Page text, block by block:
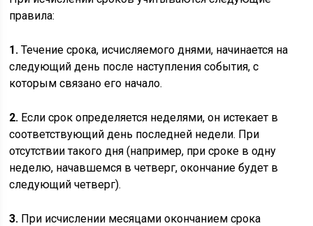
правила:
1. Течение срока, исчисляемого днями, начинается на
следующий день после наступления события, с
которым связано его начало.
2. Если срок определяется неделями, он истекает в
соответствующий день последней недели. При
отсутствии такого дня (например, при сроке в одну
неделю, начавшемся в четверг, окончание будет в
следующий четверг).
3. При исчислении месяцами окончанием срока